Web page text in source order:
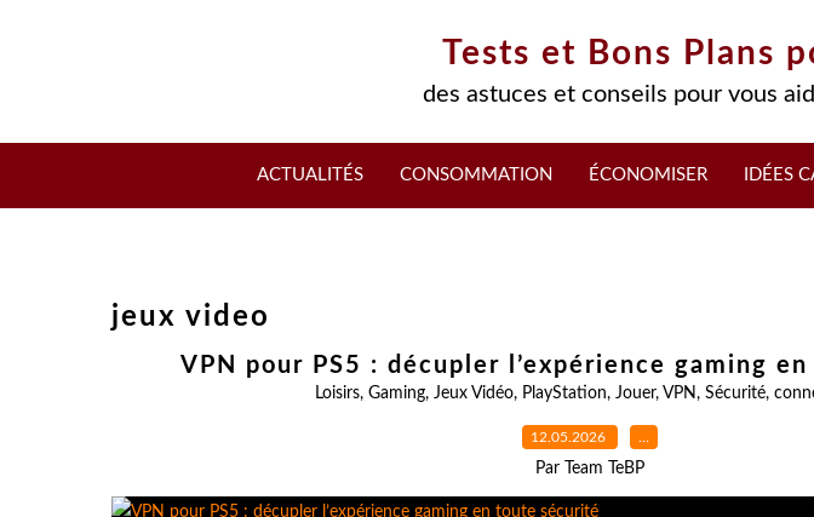
Tests et Bons Plans
des astuces et conseils pour vous
ACTUALITÉS CONSOMMATION ÉCONOMISER IDÉES
jeux video
VPN pour PS5 : décupler l’expérience gaming
Loisirs, Gaming, Jeux Vidéo, PlayStation, Jouer, VPN, Sécurité,
12.05.2026 …
Par Team TeBP